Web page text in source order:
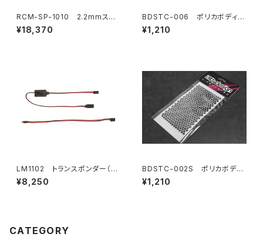
RCM-SP-1010 2.2mmスタ
ンダードカーボンシャーシ
¥18,370
BDSTC-006 ポリカボディ塗
装用ステンシル 【Ipnotic V1】
¥1,210
LM1102 トランスポンダー（ス
ポーツ/プロトタイプカー）
¥8,250
BDSTC-002S ポリカボディ
塗装用ステンシル 【Honeyco
mb V1 small】
¥1,210
CATEGORY